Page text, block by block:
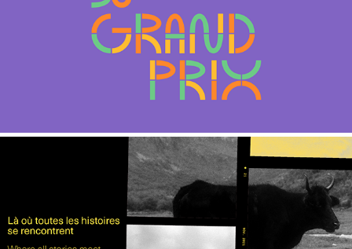
LE 36E GRAND PRIX
RIDM